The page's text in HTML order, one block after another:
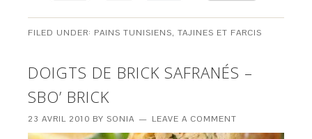
FILED UNDER: PAINS TUNISIENS,TAJINES ET FARCIS
DOIGTS DE BRICK SAFRANÉS –
SBO’ BRICK
23 AVRIL 2010 BYSONIA LEAVE A COMMENT